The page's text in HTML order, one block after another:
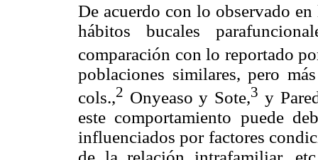
De acuerdo con lo observado
hábitos bucales
comparación con lo reportado
poblaciones similares, pero
cols.,2 Onyeaso y Sote,3 y
este comportamiento puede
influenciados por factores